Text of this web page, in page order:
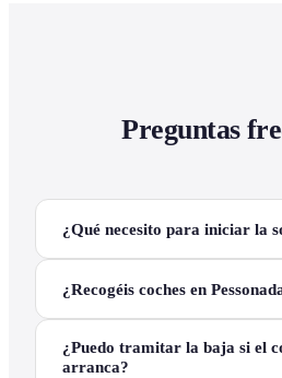
Preguntas
¿Qué necesito para iniciar la
¿Recogéis coches en
¿Puedo tramitar la baja si el
arranca?